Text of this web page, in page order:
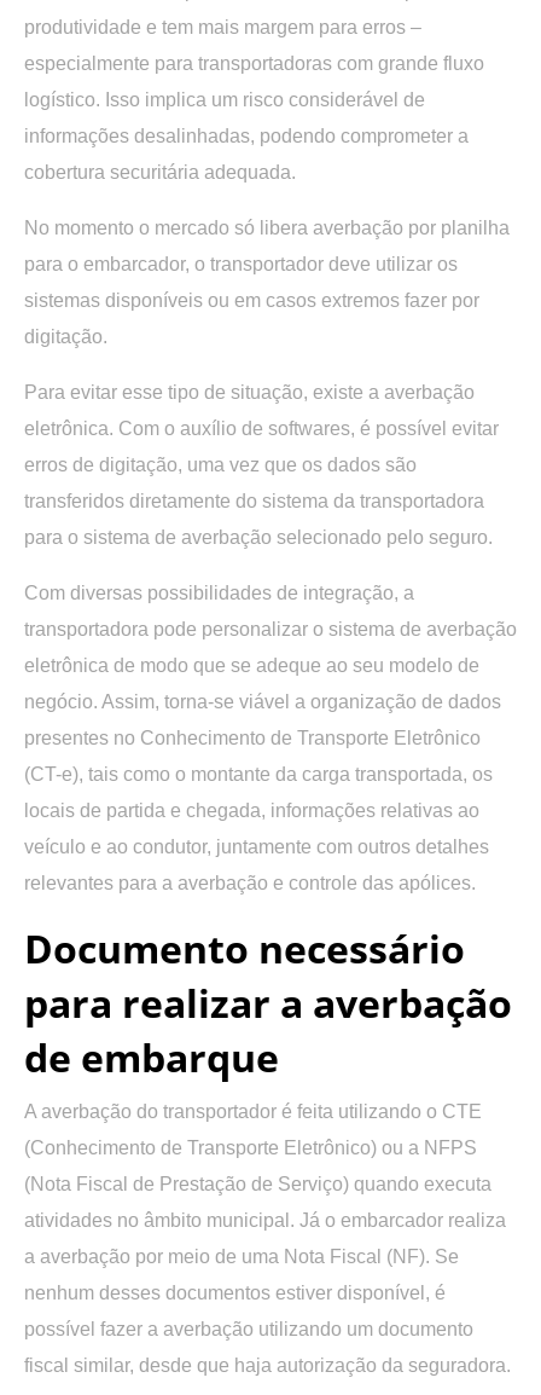
produtividade e tem mais margem para erros –
especialmente para transportadoras com grande fluxo
logístico. Isso implica um risco considerável de
informações desalinhadas, podendo comprometer a
cobertura securitária adequada.
No momento o mercado só libera averbação por planilha
para o embarcador, o transportador deve utilizar os
sistemas disponíveis ou em casos extremos fazer por
digitação.
Para evitar esse tipo de situação, existe a averbação
eletrônica. Com o auxílio de softwares, é possível evitar
erros de digitação, uma vez que os dados são
transferidos diretamente do sistema da transportadora
para o sistema de averbação selecionado pelo seguro.
Com diversas possibilidades de integração, a
transportadora pode personalizar o sistema de averbação
eletrônica de modo que se adeque ao seu modelo de
negócio. Assim, torna-se viável a organização de dados
presentes no Conhecimento de Transporte Eletrônico
(CT-e), tais como o montante da carga transportada, os
locais de partida e chegada, informações relativas ao
veículo e ao condutor, juntamente com outros detalhes
relevantes para a averbação e controle das apólices.
Documento necessário
para realizar a averbação
de embarque
A averbação do transportador é feita utilizando o CTE
(Conhecimento de Transporte Eletrônico) ou a NFPS
(Nota Fiscal de Prestação de Serviço) quando executa
atividades no âmbito municipal. Já o embarcador realiza
a averbação por meio de uma Nota Fiscal (NF). Se
nenhum desses documentos estiver disponível, é
possível fazer a averbação utilizando um documento
fiscal similar, desde que haja autorização da seguradora.